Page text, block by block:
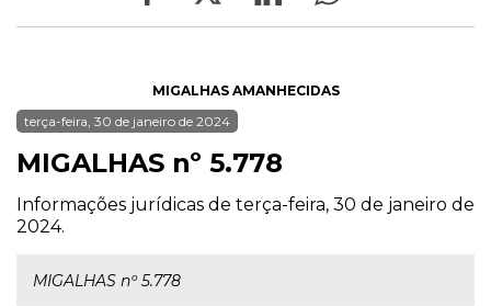
MIGALHAS AMANHECIDAS
terça-feira, 30 de janeiro de 2024
MIGALHAS nº 5.778
Informações jurídicas de terça-feira, 30 de janeiro de
2024.
MIGALHAS nº 5.778